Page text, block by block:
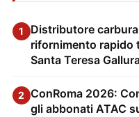
1
Distributore
rifornimento rapido
Santa Teresa
2 ConRoma 2026:
gli abbonati ATAC